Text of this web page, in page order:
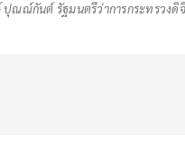
ณณ์กันต์ รัฐมนตรีว่าการกระทรวงดิ